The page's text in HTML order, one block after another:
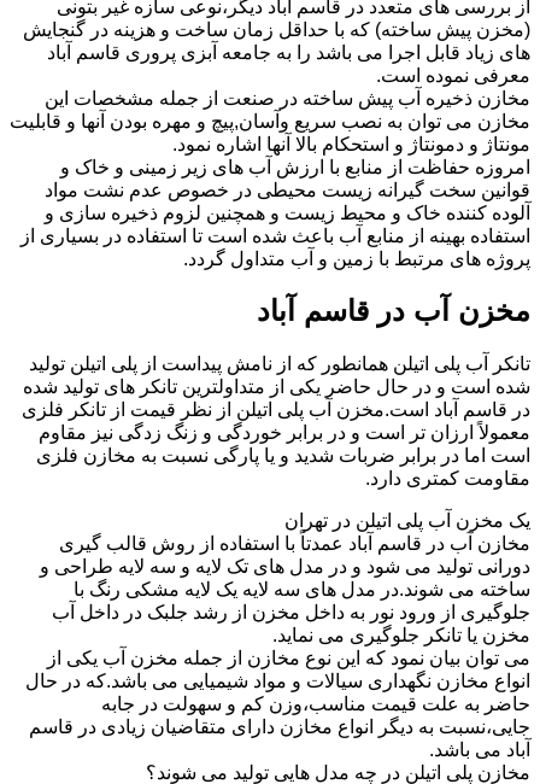
از بررسی های متعدد در قاسم آباد دیگر،نوعی سازه غیر بتونی
(مخزن پیش ساخته) که با حداقل زمان ساخت و هزینه در گنجایش
های زیاد قابل اجرا می باشد را به جامعه آبزی پروری قاسم آباد
معرفی نموده است.
مخازن ذخیره آب پیش ساخته در صنعت از جمله مشخصات این
مخازن می توان به نصب سریع وآسان,پیچ و مهره بودن آنها و قابلیت
مونتاژ و دمونتاژ و استحکام بالا آنها اشاره نمود.
امروزه حفاظت از منابع با ارزش آب های زیر زمینی و خاک و
قوانین سخت گیرانه زیست محیطی در خصوص عدم نشت مواد
آلوده کننده خاک و محیط زیست و همچنین لزوم ذخیره سازی و
استفاده بهینه از منابع آب باعث شده است تا استفاده در بسیاری از
پروژه های مرتبط با زمین و آب متداول گردد.
مخزن آب در قاسم آباد
تانکر آب پلی اتیلن همانطور که از نامش پیداست از پلی اتیلن تولید
شده است و در حال حاضر یکی از متداولترین تانکر های تولید شده
در قاسم آباد است.مخزن آب پلی اتیلن از نظر قیمت از تانکر فلزی
معمولاً ارزان تر است و در برابر خوردگی و زنگ زدگی نیز مقاوم
است اما در برابر ضربات شدید و یا پارگی نسبت به مخازن فلزی
مقاومت کمتری دارد.
یک مخزن آب پلی اتیلن در تهران
مخازن آب در قاسم آباد عمدتاً با استفاده از روش قالب گیری
دورانی تولید می شود و در مدل های تک لایه و سه لایه طراحی و
ساخته می شوند.در مدل های سه لایه یک لایه مشکی رنگ با
جلوگیری از ورود نور به داخل مخزن از رشد جلبک در داخل آب
مخزن یا تانکر جلوگیری می نماید.
می توان بیان نمود که این نوع مخازن از جمله مخزن آب یکی از
انواع مخازن نگهداری سیالات و مواد شیمیایی می باشد.که در حال
حاضر به علت قیمت مناسب،وزن کم و سهولت در جابه
جایی،نسبت به دیگر انواع مخازن دارای متقاضیان زیادی در قاسم
آباد می باشد.
مخازن پلی اتیلن در چه مدل هایی تولید می شوند؟